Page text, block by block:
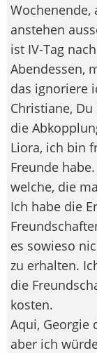
Wochenende,
anstehen
ist IV-Tag
Abendessen,
das ignoriere
Christiane,
die
Liora, ich bin
Freunde
welche, die
Ich habe die
es sowieso
zu erhalten.
die
kosten.
Aqui, Georgie
aber ich